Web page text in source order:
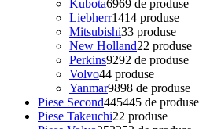
Kubota6969 de produse
Liebherr1414 produse
Mitsubishi33 produse
New Holland22 produse
Perkins9292 de produse
Volvo44 produse
Yanmar9898 de produse
Piese Second445445 de produse
Piese Takeuchi22 produse